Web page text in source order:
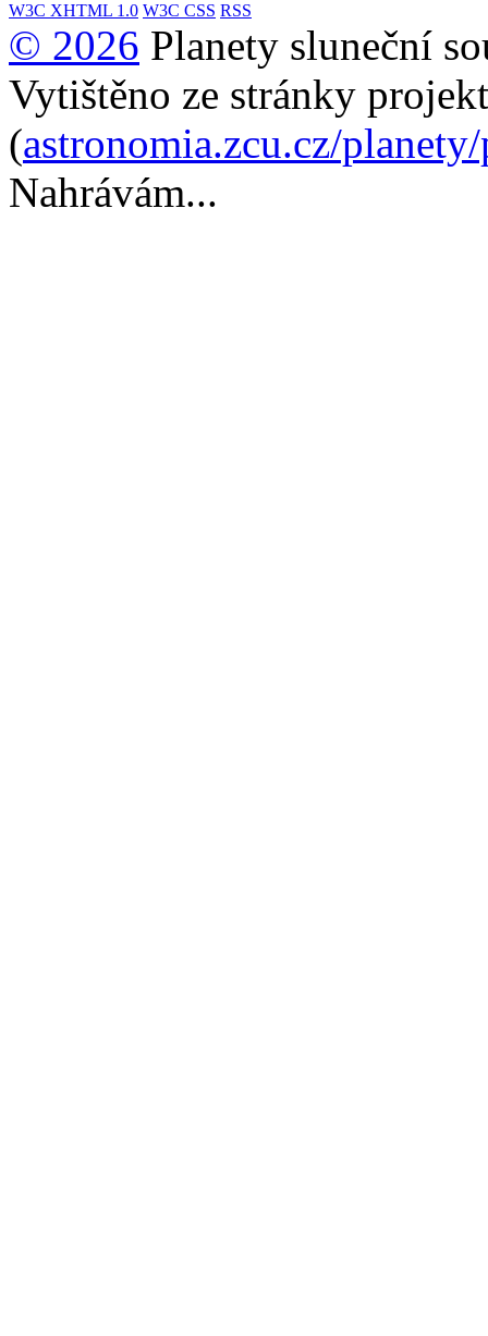
W3C XHTML 1.0 W3C CSS RSS
© 2026 Planety sluneční
Vytištěno ze stránky
(astronomia.zcu.cz/
Nahrávám...